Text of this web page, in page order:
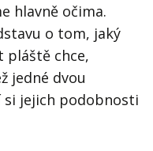
hlavně očima.
o tom, jaký
pláště chce,
jedné dvou
si jejich podobnosti